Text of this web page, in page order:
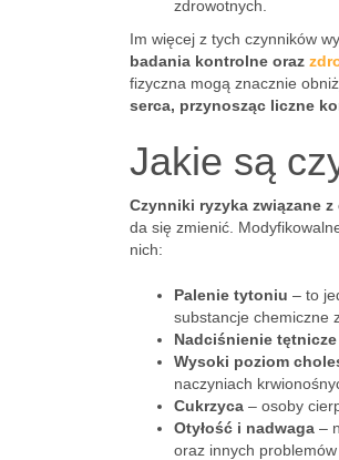
zdrowotnych.
Im więcej z tych czynników
badania kontrolne oraz
fizyczna mogą znacznie
serca, przynosząc liczne
Jakie są
Czynniki ryzyka związane
da się zmienić.
nich:
Palenie tytoniu – to
substancje chemiczne
Nadciśnienie tętnicze
Wysoki poziom
naczyniach
Cukrzyca – osoby
Otyłość i nadwaga –
oraz innych problemów